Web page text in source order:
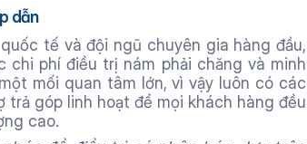
dẫn
tế và đội ngũ chuyên gia hàng đầu,
phí điều trị nám phải chăng và minh
mối quan tâm lớn, vì vậy luôn có các
góp linh hoạt để mọi khách hàng đều
cao.